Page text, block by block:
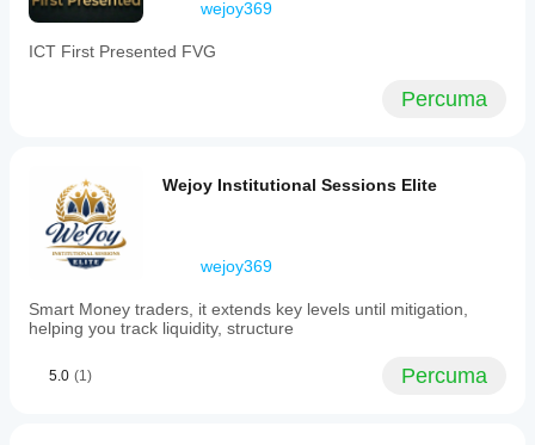
1W,
on
the
price
chart
without
a
separate
panel
optimizes
wejoy369
ICT First Presented FVG
Percuma
Wejoy Institutional Sessions Elite
wejoy369
Smart Money traders, it extends key levels until mitigation,
helping you track liquidity, structure
5.0 (1) Percuma